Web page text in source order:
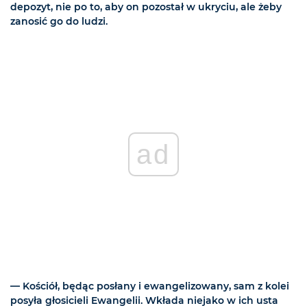
depozyt, nie po to, aby on pozostał w ukryciu, ale żeby
zanosić go do ludzi.
ad
— Kościół, będąc posłany i ewangelizowany, sam z kolei
posyła głosicieli Ewangelii. Wkłada niejako w ich usta